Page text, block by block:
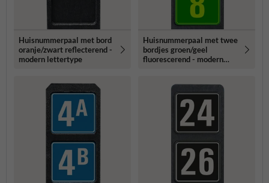
Huisnummerpaal met bord
oranje/zwart reflecterend -
modern lettertype
Huisnummerpaal met twee
bordjes groen/geel
fluorescerend - modern